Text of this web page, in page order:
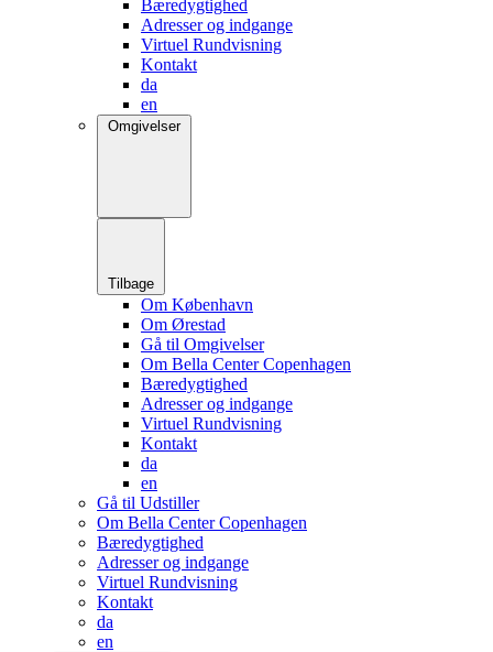
Bæredygtighed
Adresser og indgange
Virtuel Rundvisning
Kontakt
da
en
Omgivelser
Tilbage
Om København
Om Ørestad
Gå til Omgivelser
Om Bella Center Copenhagen
Bæredygtighed
Adresser og indgange
Virtuel Rundvisning
Kontakt
da
en
Gå til Udstiller
Om Bella Center Copenhagen
Bæredygtighed
Adresser og indgange
Virtuel Rundvisning
Kontakt
da
en